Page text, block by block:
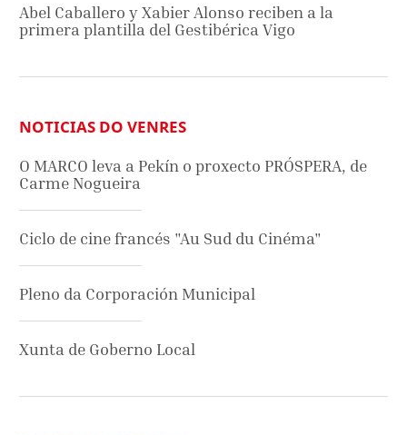
Abel Caballero y Xabier Alonso reciben a la
primera plantilla del Gestibérica Vigo
NOTICIAS DO VENRES
O MARCO leva a Pekín o proxecto PRÓSPERA, de
Carme Nogueira
Ciclo de cine francés "Au Sud du Cinéma"
Pleno da Corporación Municipal
Xunta de Goberno Local